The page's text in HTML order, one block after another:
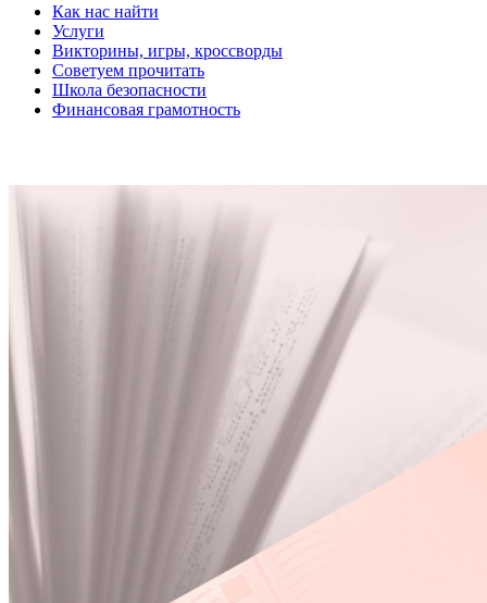
Как нас найти
Услуги
Викторины, игры, кроссворды
Советуем прочитать
Школа безопасности
Финансовая грамотность